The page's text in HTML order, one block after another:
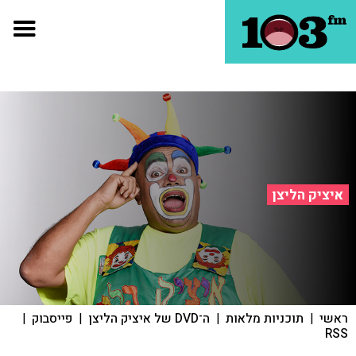
איציק הליצן
ראשי | תוכניות מלאות | ה־DVD של איציק הליצן | פייסבוק |
RSS